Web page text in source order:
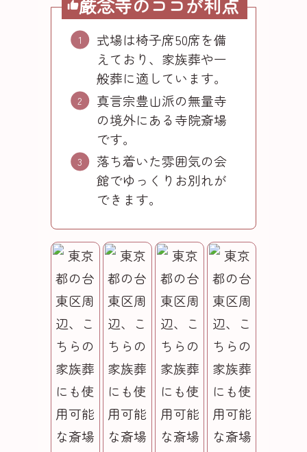
厳念寺のココが利点
式場は椅子席50席を備
えており、家族葬や一
般葬に適しています。
真言宗豊山派の無量寺
の境外にある寺院斎場
です。
落ち着いた雰囲気の会
館でゆっくりお別れが
できます。